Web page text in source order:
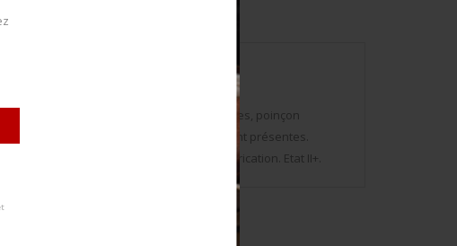
couleur argent, les attaches sont présentes, poinçon
sans marquages visibles. Les attache sont présentes.
patine des pièces. Divers périodes de fabrication. Etat II+.